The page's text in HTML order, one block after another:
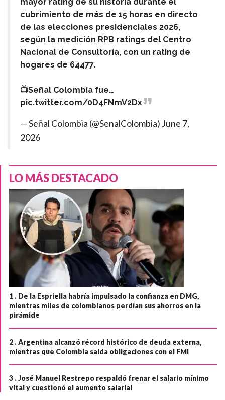
cubrimiento de más de 15 horas en directo
de las elecciones presidenciales 2026,
según la medición RPB ratings del Centro
Nacional de Consultoría, con un rating de
hogares de 64477.
📺Señal Colombia fue…
pic.twitter.com/0D4FNmV2Dx
— Señal Colombia (@SenalColombia) June 7,
2026
LO MÁS DESTACADO
1 . De la Espriella habría impulsado la confianza en DMG,
mientras miles de colombianos perdían sus ahorros en la
pirámide
2 .Argentina alcanzó récord histórico de deuda externa,
mientras que Colombia salda obligaciones con el FMI
3 .José Manuel Restrepo respaldó frenar el salario mínimo
vital y cuestionó el aumento salarial